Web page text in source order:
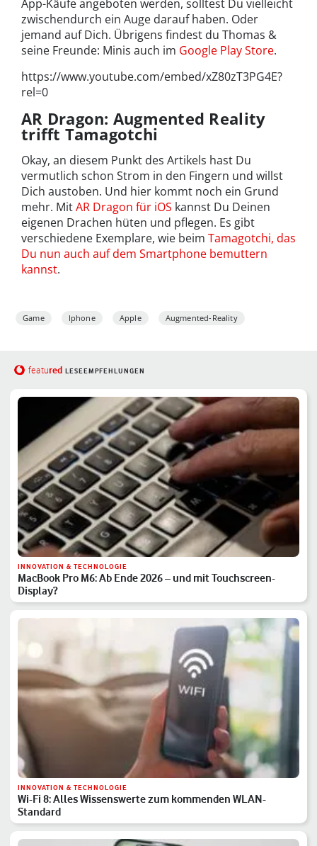
App-Käufe angeboten werden, solltest Du vielleicht
zwischendurch ein Auge darauf haben. Oder
jemand auf Dich. Übrigens findest du Thomas &
seine Freunde: Minis auch im Google Play Store.
https://www.youtube.com/embed/xZ80zT3PG4E?
rel=0
AR Dragon: Augmented Reality
trifft Tamagotchi
Okay, an diesem Punkt des Artikels hast Du
vermutlich schon Strom in den Fingern und willst
Dich austoben. Und hier kommt noch ein Grund
mehr. MitAR Dragon für iOS kannst Du Deinen
eigenen Drachen hüten und pflegen. Es gibt
verschiedene Exemplare, wie beim Tamagotchi, das
Du nun auch auf dem Smartphone bemuttern
kannst.
Game Iphone Apple Augmented-Reality
featured LESEEMPFEHLUNGEN
INNOVATION & TECHNOLOGIE
MacBook Pro M6: Ab Ende 2026 – und mit Touchscreen-
Display?
INNOVATION & TECHNOLOGIE
Wi-Fi 8: Alles Wissenswerte zum kommenden WLAN-
Standard